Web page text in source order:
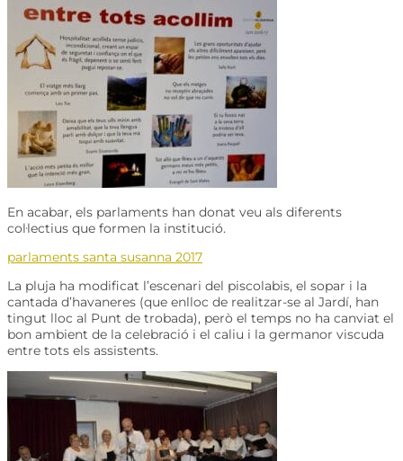
En acabar, els parlaments han donat veu als diferents
col·lectius que formen la institució.
parlaments santa susanna 2017
La pluja ha modificat l’escenari del piscolabis, el sopar i la
cantada d’havaneres (que enlloc de realitzar-se al Jardí, han
tingut lloc al Punt de trobada), però el temps no ha canviat el
bon ambient de la celebració i el caliu i la germanor viscuda
entre tots els assistents.